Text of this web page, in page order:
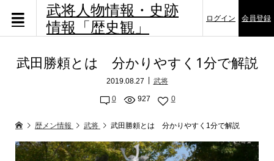
武将人物情報・史跡
情報「歴史観」
ログイン 会員登録
武田勝頼とは 分かりやすく1分で解説
2019.08.27 武将
0 927 0
歴メン情報 武将 武田勝頼とは 分かりやすく1分で解説